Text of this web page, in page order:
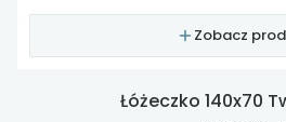
Zobacz
Łóżeczko 140x70